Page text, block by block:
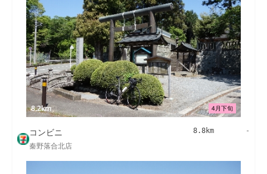
4月下旬
8.2km
コンビニ
秦野落合北店
8.8km -